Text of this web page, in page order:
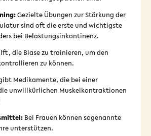
Gezielte Übungen zur Stärkung der
sind oft die erste und wichtigste
bei Belastungsinkontinenz.
die Blase zu trainieren, um den
zu können.
Medikamente, die bei einer
unwillkürlichen Muskelkontraktionen
Bei Frauen können sogenannte
unterstützen.